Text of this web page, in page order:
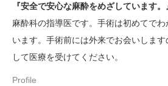
『安全で安心な麻酔をめざしています。
麻酔科の指導医です。手術は初めてで
います。手術前には外来でお会いしま
して医療を受けてください。
Profile